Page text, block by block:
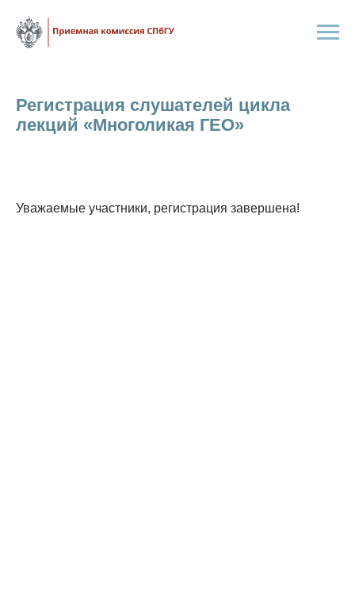
Регистрация слушателей цикла
лекций «Многоликая ГЕО»
Уважаемые участники, регистрация завершена!